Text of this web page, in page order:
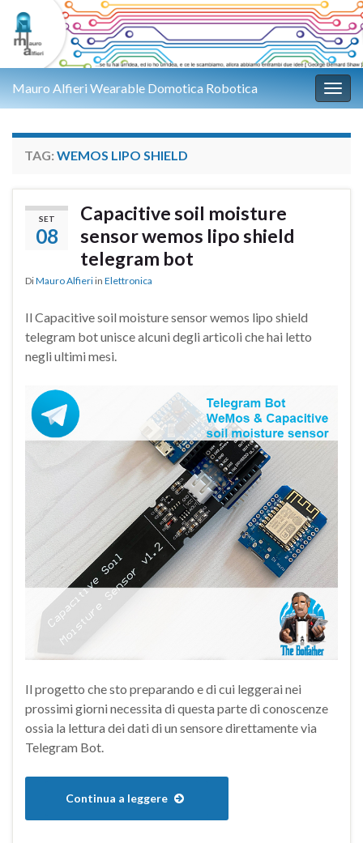
Mauro Alfieri Wearable Domotica Robotica
TAG: WEMOS LIPO SHIELD
SET
08
Capacitive soil moisture
sensor wemos lipo shield
telegram bot
DiMauro Alfieri in Elettronica
Il Capacitive soil moisture sensor wemos lipo shield
telegram bot unisce alcuni degli articoli che hai letto
negli ultimi mesi.
Il progetto che sto preparando e di cui leggerai nei
prossimi giorni necessita di questa parte di conoscenze
ossia la lettura dei dati di un sensore direttamente via
Telegram Bot.
Continua a leggere